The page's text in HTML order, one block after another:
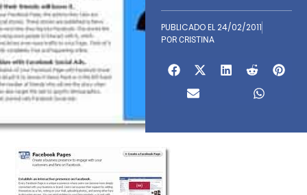
PUBLICADO EL24/02/2011
POR CRISTINA